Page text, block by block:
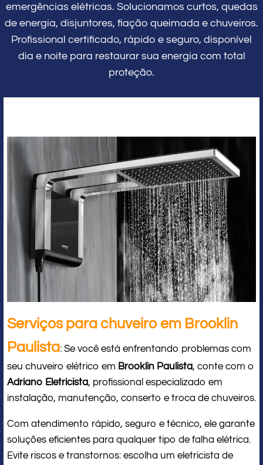
emergências elétricas. Solucionamos curtos, quedas
de energia, disjuntores, fiação queimada e chuveiros.
Profissional certificado, rápido e seguro, disponível
dia e noite para restaurar sua energia com total
proteção.
Serviços para chuveiro em Brooklin
Paulista: Se você está enfrentando problemas com
seu chuveiro elétrico em Brooklin Paulista, conte com o
Adriano Eletricista, profissional especializado em
instalação, manutenção, conserto e troca de chuveiros.
Com atendimento rápido, seguro e técnico, ele garante
soluções eficientes para qualquer tipo de falha elétrica.
Evite riscos e transtornos: escolha um eletricista de